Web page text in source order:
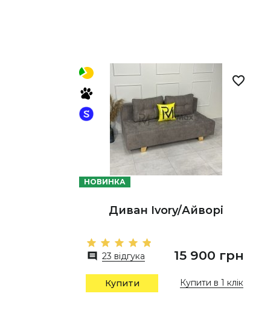
НОВИНКА
Диван Ivory/Айворі
23 відгука 15 900 грн
Купити Купити в 1 клік